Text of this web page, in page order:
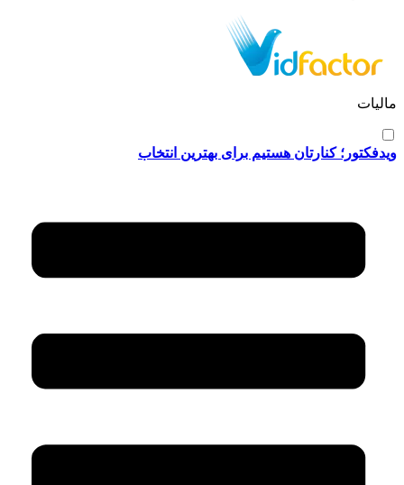
مالیات
ویدفکتور؛ کنارتان هستیم برای بهترین انتخاب